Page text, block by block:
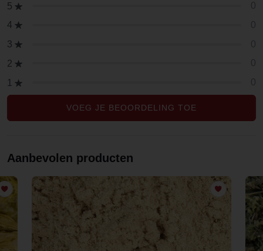
5
4
3
2
1
VOEG JE BEOORDELING TOE
Aanbevolen producten